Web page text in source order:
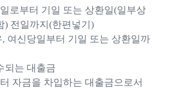
로부터 기일 또는 상환일(일부상
) 전일까지(한편넣기)
여신당일부터 기일 또는 상환일까
되는 대출금
자금을 차입하는 대출금으로서